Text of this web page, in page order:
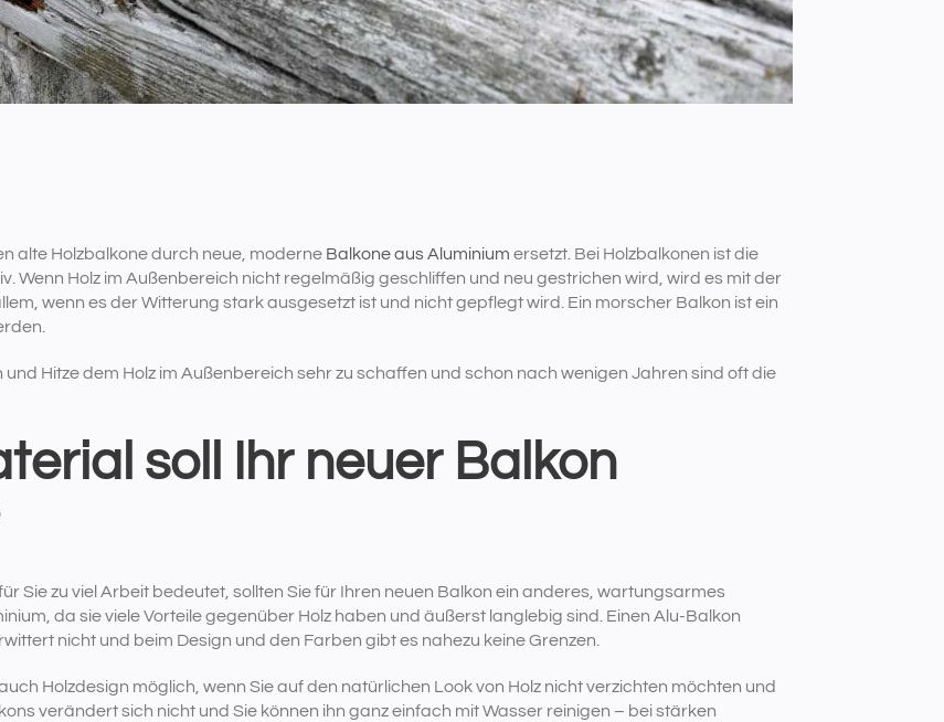
alte Holzbalkone durch neue, moderne Balkone aus Aluminium ersetzt. Bei Holzbalkonen ist die
Wenn Holz im Außenbereich nicht regelmäßig geschliffen und neu gestrichen wird, wird es mit der
wenn es der Witterung stark ausgesetzt ist und nicht gepflegt wird. Ein morscher Balkon ist ein
Hitze dem Holz im Außenbereich sehr zu schaffen und schon nach wenigen Jahren sind oft die
soll Ihr neuer Balkon
Sie zu viel Arbeit bedeutet, sollten Sie für Ihren neuen Balkon ein anderes, wartungsarmes
da sie viele Vorteile gegenüber Holz haben und äußerst langlebig sind. Einen Alu-Balkon
nicht und beim Design und den Farben gibt es nahezu keine Grenzen.
Holzdesign möglich, wenn Sie auf den natürlichen Look von Holz nicht verzichten möchten und
verändert sich nicht und Sie können ihn ganz einfach mit Wasser reinigen – bei stärken